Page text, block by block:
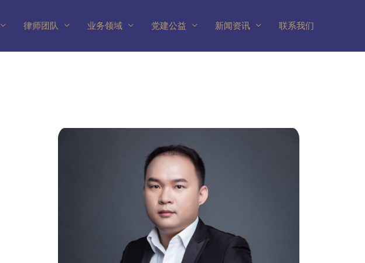
律师团队 业务领域 党建公益 新闻资讯 联系我们